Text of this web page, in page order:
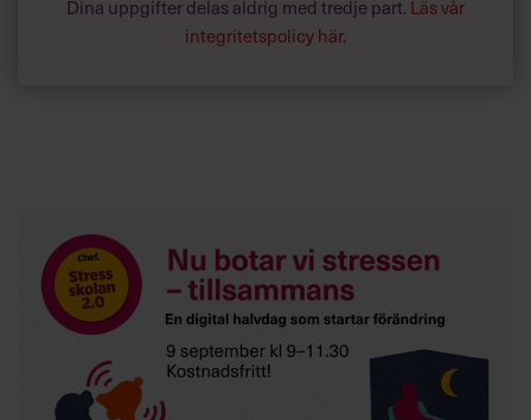
Dina uppgifter delas aldrig med tredje part. Läs vår
integritetspolicy här.